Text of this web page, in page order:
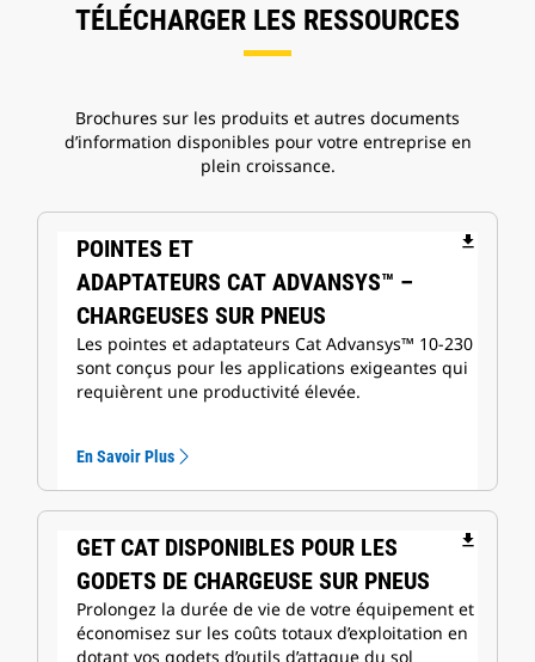
TÉLÉCHARGER LES RESSOURCES
Brochures sur les produits et autres documents
d’information disponibles pour votre entreprise en
plein croissance.
POINTES ET
ADAPTATEURS CAT ADVANSYS™ –
CHARGEUSES SUR PNEUS
file_download
Les pointes et adaptateurs Cat Advansys™ 10-230
sont conçus pour les applications exigeantes qui
requièrent une productivité élevée.
En Savoir Plus
GET CAT DISPONIBLES POUR LES
GODETS DE CHARGEUSE SUR PNEUS
file_download
Prolongez la durée de vie de votre équipement et
économisez sur les coûts totaux d’exploitation en
dotant vos godets d’outils d’attaque du sol